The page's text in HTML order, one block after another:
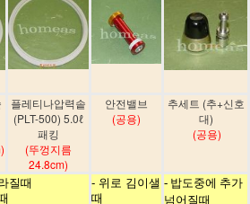
플레티나압력솥
(PLT-500) 5.0ℓ
패킹
(뚜껑지름
24.8cm)
안전밸브
(공용)
추세트 (추+신호
대)
(공용)
질때
- 위로 김이샐
때
- 밥도중에 추가
넘어질때